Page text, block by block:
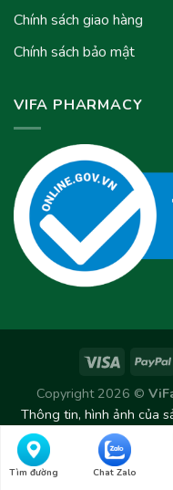
Tìm đường Chat Zalo
Chính sách giao hàng
Chính sách bảo mật
VIFA PHARMACY
Copyright 2026 ©
Thông tin, hình ảnh của
chất tham khảo. Sản